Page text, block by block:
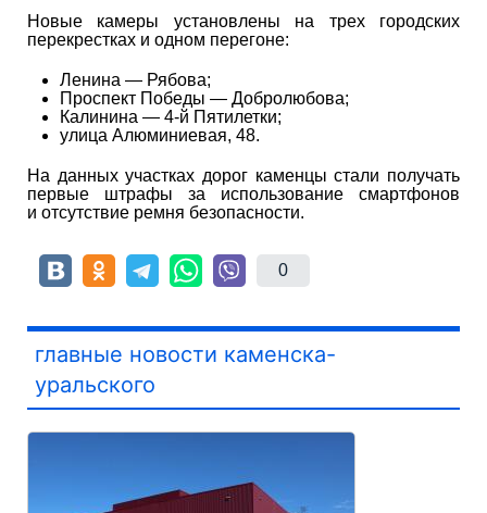
Новые камеры установлены на трех городских
перекрестках и одном перегоне:
Ленина — Рябова;
Проспект Победы — Добролюбова;
Калинина — 4-й Пятилетки;
улица Алюминиевая, 48.
На данных участках дорог каменцы стали получать
первые штрафы за использование смартфонов
и отсутствие ремня безопасности.
0
главные новости каменска-
уральского